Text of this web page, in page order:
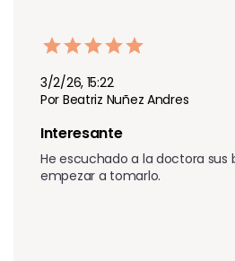
3/2/26, 15:22
Por Beatriz Nuñez Andres
Interesante
He escuchado a la doctora sus
empezar a tomarlo.